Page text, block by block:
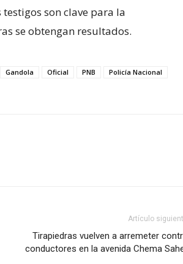
son clave para la
se obtengan resultados.
Gandola Oficial PNB
Policía Nacional
Artículo
Tirapiedras vuelven a arremeter
conductores en la avenida Chema